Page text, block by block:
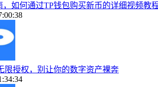
，如何通过TP钱包购买新币的详细视频教
限授权，别让你的数字资产裸奔